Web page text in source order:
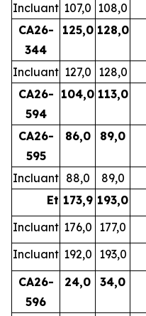
Incluant 107,0 108,0
CA26-
344
125,0 128,0
Incluant 127,0 128,0
CA26-
594
104,0 113,0
CA26-
595
86,0 89,0
Incluant 88,0 89,0
Et 173,9 193,0
Incluant 176,0 177,0
Incluant 192,0 193,0
CA26-
596
24,0 34,0